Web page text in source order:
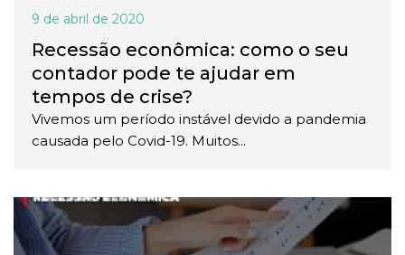
9 de abril de 2020
Recessão econômica: como o seu
contador pode te ajudar em
tempos de crise?
Vivemos um período instável devido a pandemia
causada pelo Covid-19. Muitos...